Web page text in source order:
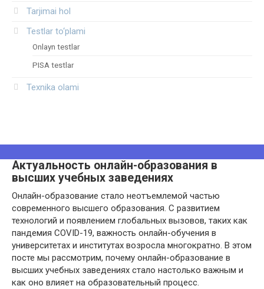
Tarjimai hol
Testlar to‘plami
Onlayn testlar
PISA testlar
Texnika olami
Актуальность онлайн-образования в
высших учебных заведениях
Онлайн-образование стало неотъемлемой частью
современного высшего образования. С развитием
технологий и появлением глобальных вызовов, таких как
пандемия COVID-19, важность онлайн-обучения в
университетах и институтах возросла многократно. В этом
посте мы рассмотрим, почему онлайн-образование в
высших учебных заведениях стало настолько важным и
как оно влияет на образовательный процесс.